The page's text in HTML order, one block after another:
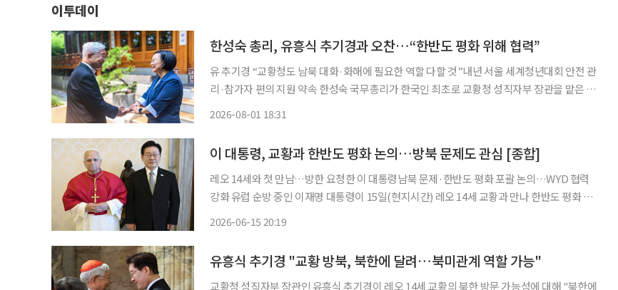
이투데이
한성숙 총리, 유흥식 추기경과 오찬…“한반도 평화 위해 협력”
유 추기경 “교황청도 남북 대화·화해에 필요한 역할 다할 것”내년 서울 세계청년대회 안전 관
리·참가자 편의 지원 약속 한성숙 국무총리가 한국인 최초로 교황청 성직자부 장관을 맡은 유
2026-08-01 18:31
이 대통령, 교황과 한반도 평화 논의…방북 문제도 관심 [종합]
레오 14세와 첫 만남…방한 요청한 이 대통령남북 문제·한반도 평화 포괄 논의…WYD 협력
강화 유럽 순방 중인 이재명 대통령이 15일(현지시간) 레오 14세 교황과 만나 한반도 평화 구
2026-06-15 20:19
유흥식 추기경 "교황 방북, 북한에 달려…북미관계 역할 가능"
교황청 성직자부 장관인 유흥식 추기경이 레오 14세 교황의 북한 방문 가능성에 대해 "북한에